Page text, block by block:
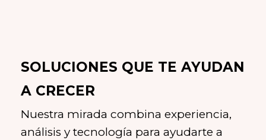
SOLUCIONES QUE TE AYUDAN
A CRECER
Nuestra mirada combina experiencia,
análisis y tecnología para ayudarte a